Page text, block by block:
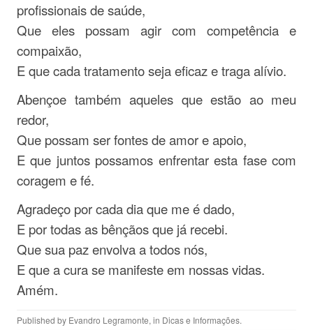
profissionais de saúde,
Que eles possam agir com competência e
compaixão,
E que cada tratamento seja eficaz e traga alívio.
Abençoe também aqueles que estão ao meu
redor,
Que possam ser fontes de amor e apoio,
E que juntos possamos enfrentar esta fase com
coragem e fé.
Agradeço por cada dia que me é dado,
E por todas as bênçãos que já recebi.
Que sua paz envolva a todos nós,
E que a cura se manifeste em nossas vidas.
Amém.
Published by Evandro Legramonte, in Dicas e Informações.